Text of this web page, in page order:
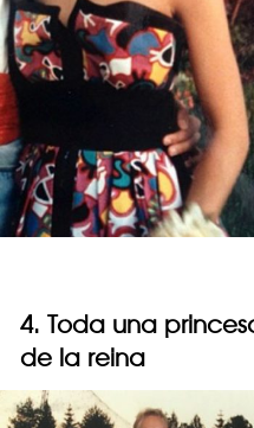
4. Toda una
de la reina